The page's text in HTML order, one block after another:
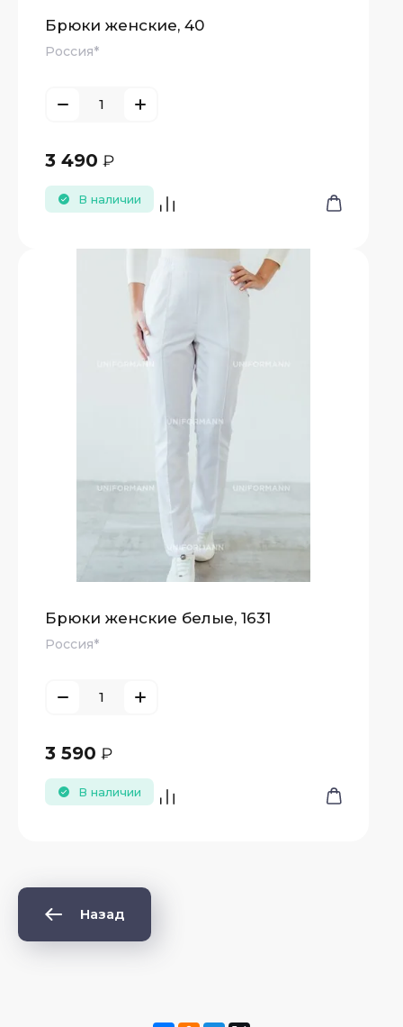
Брюки женские, 40
Россия*
3 490 ₽
В наличии
Брюки женские белые, 1631
Россия*
3 590 ₽
В наличии
Назад